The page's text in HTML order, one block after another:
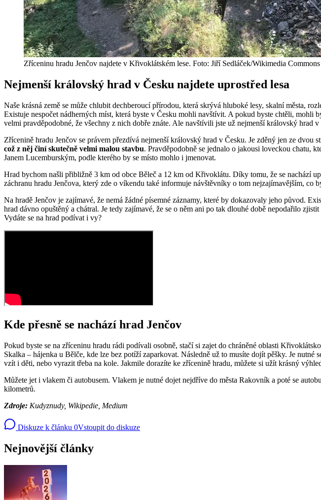
Zříceninu hradu Jenčov najdete v Křivoklátském lese. Foto: Jiří Sedláček/Wikimedia Commons
Nejmenší královský hrad v Česku najdete uprostřed lesa
Naše krásná země se může chlubit dechberoucí přírodou, která skrývá hluboké lesy, skalní města,
Existuje nespočet nádherných míst, která byste v Česku mohli navštívit. A pokud byste chtěli,
velmi pravděpodobné, že všechny z nich dobře znáte. Ale navštívili jste už nejmenší královský hrad v
Zřícenině hradu Jenčov se právem přezdívá nejmenší královský hrad v Česku. Je zděný jen ze dvou
což z něj činí skutečně velmi malou stavbu. Pravděpodobně se jednalo o jakousi loveckou chatu,
Janem Lucemburským, podle kterého by se místo mohlo i jmenovat.
Hrad bychom našli přibližně 3 km od obce Běleč a 12 km od Křivoklátu. Díky tomu, že se nachází
záchranu hradu Jenčova, který zde o víkendu také informuje návštěvníky o tom nejzajímavějším, co
Na hradě Jenčov je zajímavé, že nemá žádné písemné záznamy, které by dokazovaly jeho původ.
hrad dávno opuštěný a chátral. Je tedy zajímavé, že se o něm ani po tak dlouhé době nepodařilo
Vydáte se na hrad podívat i vy?
Kde přesně se nachází hrad Jenčov
Pokud byste se na zříceninu hradu rádi podívali osobně, stačí si zajet do chráněné oblasti
Skalka – hájenka u Bělče, kde lze bez potíží zaparkovat. Následně už to musíte dojít pěšky. Je
vzít i děti, nebo vyrazit třeba na kole. Jakmile dorazíte ke zřícenině hradu, můžete si užít krásný
Můžete jet i vlakem či autobusem. Vlakem je nutné dojet nejdříve do města Rakovník a poté se
kilometrů.
Zdroje: Kudyznudy, Wikipedie, Medium
Diskuze k článku 0Vstoupit do diskuze
Nejnovější články